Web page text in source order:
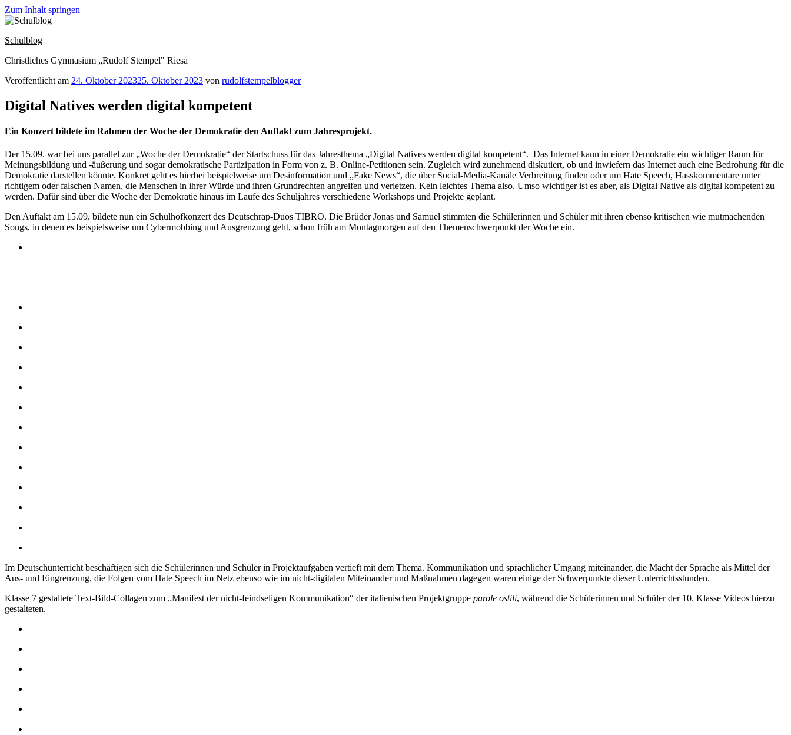
Zum Inhalt springen
Schulblog
Christliches Gymnasium „Rudolf Stempel" Riesa
Veröffentlicht am 24. Oktober 202325. Oktober 2023 von rudolfstempelblogger
Digital Natives werden digital kompetent
Ein Konzert bildete im Rahmen der Woche der Demokratie den Auftakt zum Jahresprojekt.
Der 15.09. war bei uns parallel zur „Woche der Demokratie“ der Startschuss für das Jahresthema „Digital Natives werden digital kompetent“. Das Internet kann in einer Demokratie ein wichtiger Raum für
Meinungsbildung und -äußerung und sogar demokratische Partizipation in Form von z. B. Online-Petitionen sein. Zugleich wird zunehmend diskutiert, ob und inwiefern das Internet auch eine Bedrohung für die
Demokratie darstellen könnte. Konkret geht es hierbei beispielweise um Desinformation und „Fake News“, die über Social-Media-Kanäle Verbreitung finden oder um Hate Speech, Hasskommentare unter
richtigem oder falschen Namen, die Menschen in ihrer Würde und ihren Grundrechten angreifen und verletzen. Kein leichtes Thema also. Umso wichtiger ist es aber, als Digital Native als digital kompetent zu
werden. Dafür sind über die Woche der Demokratie hinaus im Laufe des Schuljahres verschiedene Workshops und Projekte geplant.
Den Auftakt am 15.09. bildete nun ein Schulhofkonzert des Deutschrap-Duos TIBRO. Die Brüder Jonas und Samuel stimmten die Schülerinnen und Schüler mit ihren ebenso kritischen wie mutmachenden
Songs, in denen es beispielsweise um Cybermobbing und Ausgrenzung geht, schon früh am Montagmorgen auf den Themenschwerpunkt der Woche ein.
Im Deutschunterricht beschäftigen sich die Schülerinnen und Schüler in Projektaufgaben vertieft mit dem Thema. Kommunikation und sprachlicher Umgang miteinander, die Macht der Sprache als Mittel der
Aus- und Eingrenzung, die Folgen vom Hate Speech im Netz ebenso wie im nicht-digitalen Miteinander und Maßnahmen dagegen waren einige der Schwerpunkte dieser Unterrichtsstunden.
Klasse 7 gestaltete Text-Bild-Collagen zum „Manifest der nicht-feindseligen Kommunikation“ der italienischen Projektgruppe parole ostili, während die Schülerinnen und Schüler der 10. Klasse Videos hierzu
gestalteten.